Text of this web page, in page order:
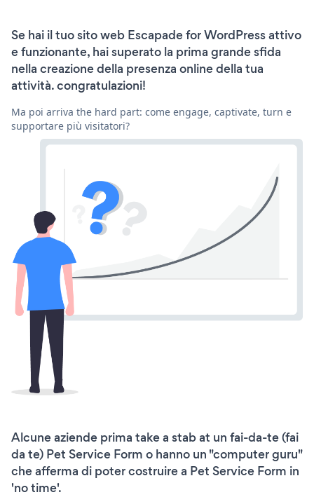
Se hai il tuo sito web Escapade for WordPress attivo
e funzionante, hai superato la prima grande sfida
nella creazione della presenza online della tua
attività. congratulazioni!
Ma poi arriva the hard part: come engage, captivate, turn e
supportare più visitatori?
Alcune aziende prima take a stab at un fai-da-te (fai
da te) Pet Service Form o hanno un "computer guru"
che afferma di poter costruire a Pet Service Form in
'no time'.